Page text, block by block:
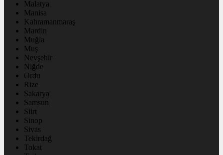
Malatya
Manisa
Kahramanmaraş
Mardin
Muğla
Muş
Nevşehir
Niğde
Ordu
Rize
Sakarya
Samsun
Siirt
Sinop
Sivas
Tekirdağ
Tokat